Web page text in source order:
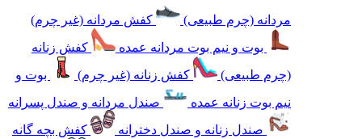
مردانه (چرم طبیعی)
کفش مردانه (غیر چرم)
بوت و نیم بوت مردانه عمده
کفش زنانه
(چرم طبیعی)
کفش زنانه (غیر چرم)
بوت و
نیم بوت زنانه عمده
صندل مردانه و صندل پسرانه
صندل زنانه و صندل دخترانه
کفش بچه گانه